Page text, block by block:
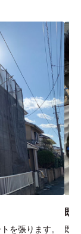
を張ります。
既
既